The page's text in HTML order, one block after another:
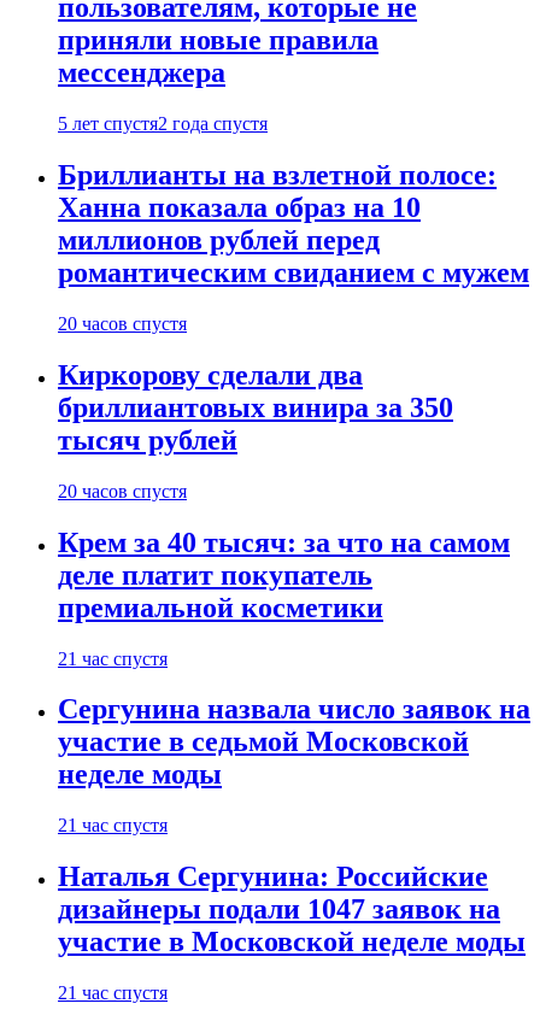
пользователям, которые не
приняли новые правила
мессенджера
5 лет спустя2 года спустя
Бриллианты на взлетной полосе:
Ханна показала образ на 10
миллионов рублей перед
романтическим свиданием с мужем
20 часов спустя
Киркорову сделали два
бриллиантовых винира за 350
тысяч рублей
20 часов спустя
Крем за 40 тысяч: за что на самом
деле платит покупатель
премиальной косметики
21 час спустя
Сергунина назвала число заявок на
участие в седьмой Московской
неделе моды
21 час спустя
Наталья Сергунина: Российские
дизайнеры подали 1047 заявок на
участие в Московской неделе моды
21 час спустя